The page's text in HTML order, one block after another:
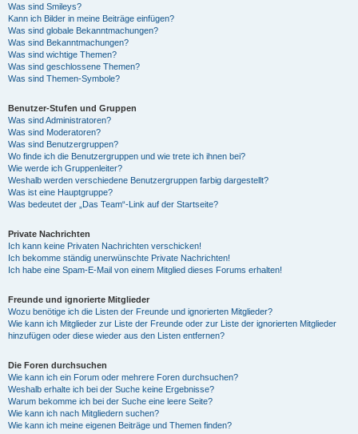
Was sind Smileys?
Kann ich Bilder in meine Beiträge einfügen?
Was sind globale Bekanntmachungen?
Was sind Bekanntmachungen?
Was sind wichtige Themen?
Was sind geschlossene Themen?
Was sind Themen-Symbole?
Benutzer-Stufen und Gruppen
Was sind Administratoren?
Was sind Moderatoren?
Was sind Benutzergruppen?
Wo finde ich die Benutzergruppen und wie trete ich ihnen bei?
Wie werde ich Gruppenleiter?
Weshalb werden verschiedene Benutzergruppen farbig dargestellt?
Was ist eine Hauptgruppe?
Was bedeutet der „Das Team“-Link auf der Startseite?
Private Nachrichten
Ich kann keine Privaten Nachrichten verschicken!
Ich bekomme ständig unerwünschte Private Nachrichten!
Ich habe eine Spam-E-Mail von einem Mitglied dieses Forums erhalten!
Freunde und ignorierte Mitglieder
Wozu benötige ich die Listen der Freunde und ignorierten Mitglieder?
Wie kann ich Mitglieder zur Liste der Freunde oder zur Liste der ignorierten Mitglieder
hinzufügen oder diese wieder aus den Listen entfernen?
Die Foren durchsuchen
Wie kann ich ein Forum oder mehrere Foren durchsuchen?
Weshalb erhalte ich bei der Suche keine Ergebnisse?
Warum bekomme ich bei der Suche eine leere Seite?
Wie kann ich nach Mitgliedern suchen?
Wie kann ich meine eigenen Beiträge und Themen finden?